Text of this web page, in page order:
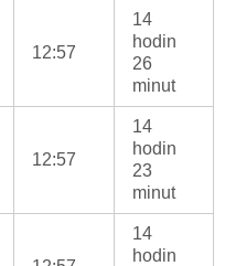
12:57
14
hodin
26
minut
12:57
14
hodin
23
minut
14
hodin